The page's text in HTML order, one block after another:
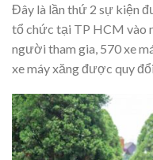
Đây là lần thứ 2 sự kiện
tổ chức tại TP HCM vào
người tham gia, 570 xe
xe máy xăng được quy